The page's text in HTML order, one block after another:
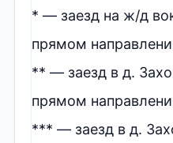
* — заезд на ж/д
прямом
** — заезд в д.
прямом
*** — заезд в д.